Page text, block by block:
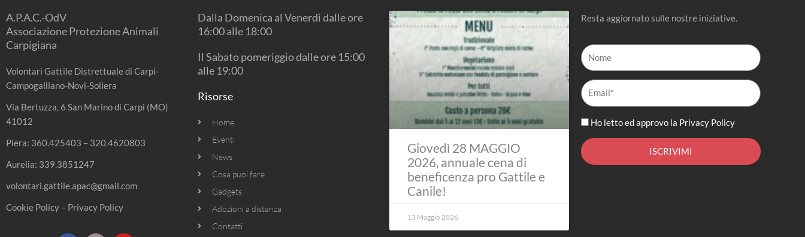
A.P.A.C.-OdV
Associazione Protezione Animali
Carpigiana
Volontari Gattile Distrettuale di Carpi-
Campogalliano-Novi-Soliera
Via Bertuzza, 6 San Marino di Carpi (MO)
41012
Piera: 360.425403 – 320.4620803
Aurelia: 339.3851247
volontari.gattile.apac@gmail.com
Cookie Policy – Privacy Policy
Dalla Domenica al Venerdì dalle ore
16:00 alle 18:00
Il Sabato pomeriggio dalle ore 15:00
alle 19:00
Risorse
Home
Eventi
News
Cosa puoi fare
Gadgets
Adozioni a distanza
Contatti
Giovedì 28 MAGGIO
2026, annuale cena di
beneficenza pro Gattile e
Canile!
13 Maggio 2026
Resta aggiornato sulle nostre iniziative.
Nome
Email*
Ho letto ed approvo la Privacy Policy
ISCRIVIMI